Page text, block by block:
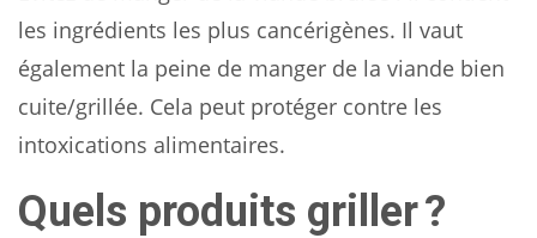
les ingrédients les plus cancérigènes. Il vaut
également la peine de manger de la viande bien
cuite/grillée. Cela peut protéger contre les
intoxications alimentaires.
Quels produits griller ?